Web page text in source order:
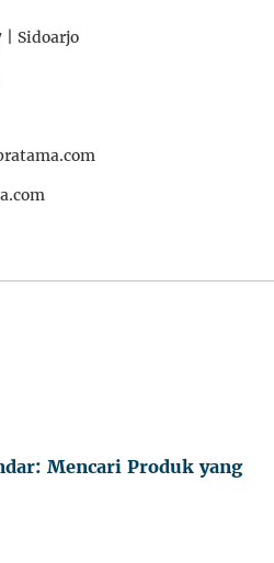
| Sidoarjo
Mencari Produk yang